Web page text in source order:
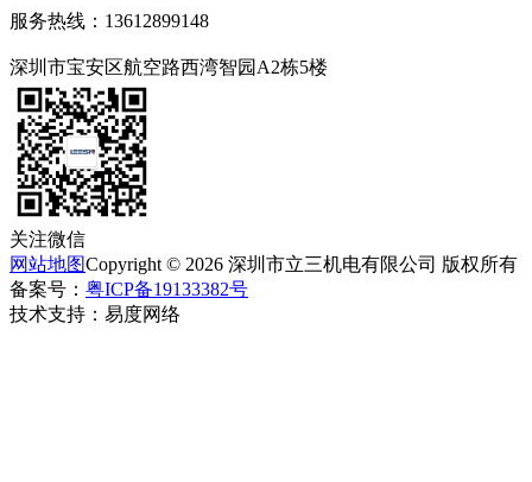
服务热线：13612899148
深圳市宝安区航空路西湾智园A2栋5楼
关注微信
网站地图Copyright © 2026 深圳市立三机电有限公司 版权所有
备案号： 粤ICP备19133382号
技术支持：易度网络